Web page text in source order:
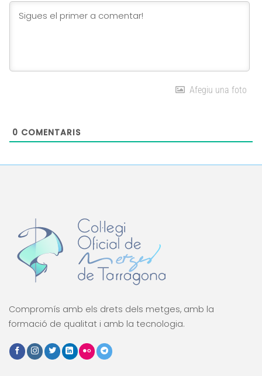
Afegiu una foto
0 COMENTARIS
Compromís amb els drets dels metges, amb la
formació de qualitat i amb la tecnologia.